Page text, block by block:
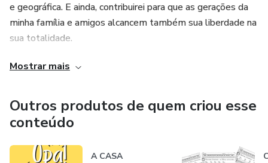
e geográfica. E ainda, contribuirei para que as gerações da
minha família e amigos alcancem também sua liberdade na
sua totalidade.
Sou formada em Alfabetização e Letramento;
Ensino Lúdico;
Neuropsicopedagogia
Mostrar mais
Outros produtos de quem criou esse
conteúdo
A CASA